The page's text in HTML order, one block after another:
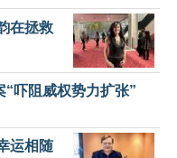
在拯救
吓阻威权势力扩张”
运相随